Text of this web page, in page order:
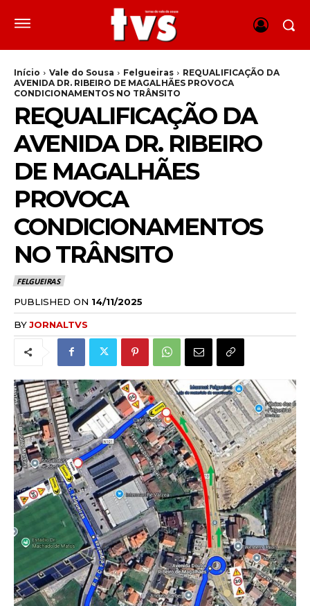
Início Vale do Sousa Felgueiras
REQUALIFICAÇÃO DA
AVENIDA DR. RIBEIRO DE MAGALHÃES PROVOCA
CONDICIONAMENTOS NO TRÂNSITO
REQUALIFICAÇÃO DA
AVENIDA DR. RIBEIRO
DE MAGALHÃES
PROVOCA
CONDICIONAMENTOS
NO TRÂNSITO
FELGUEIRAS
PUBLISHED ON 14/11/2025
BYJORNALTVS